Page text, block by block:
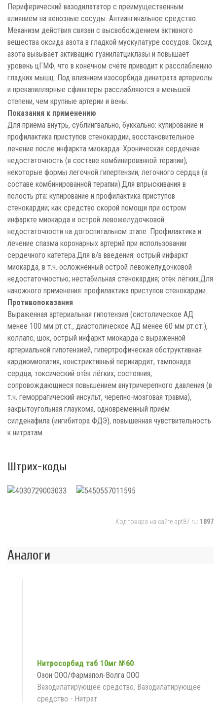
Периферический вазодилататор с преимущественным
влиянием на венозные сосуды. Антиангинальное средство.
Механизм действия связан с высвобождением активного
вещества оксида азота в гладкой мускулатуре сосудов. Оксид
азота вызывает активацию гуанилатциклазы и повышает
уровень цГМФ, что в конечном счёте приводит к расслаблению
гладких мышц. Под влиянием изосорбида динитрата артериолы
и прекапиллярные сфинктеры расслабляются в меньшей
степени, чем крупные артерии и вены.
Показания к применению
Для приёма внутрь, сублингвально, буккально: купирование и
профилактика приступов стенокардии, восстановительное
лечение после инфаркта миокарда. Хроническая сердечная
недостаточность (в составе комбинированной терапии),
некоторые формы легочной гипертензии, легочного сердца (в
составе комбинированной терапии).Для впрыскивания в
полость рта: купирование и профилактика приступов
стенокардии; как средство скорой помощи при остром
инфаркте миокарда и острой левожелудочковой
недостаточности на догоспитальном этапе. Профилактика и
лечение спазма коронарных артерий при использовании
сердечного катетера.Для в/в введения: острый инфаркт
миокарда, в т.ч. осложнённый острой левожелудочковой
недостаточностью; нестабильная стенокардия; отёк лёгких.Для
накожного применения: профилактика приступов стенокардии.
Противопоказания
Выраженная артериальная гипотензия (систолическое АД
менее 100 мм рт.ст., диастолическое АД менее 60 мм рт.ст.),
коллапс, шок, острый инфаркт миокарда с выраженной
артериальной гипотензией, гипертрофическая обструктивная
кардиомиопатия, констриктивный перикардит, тампонада
сердца, токсический отёк лёгких, состояния,
сопровождающиеся повышением внутричерепного давления (в
т.ч. геморрагический инсульт, черепно-мозговая травма),
закрытоугольная глаукома, одновременный приём
силденафила (ингибитора ФДЭ), повышенная чувствительность
к нитратам.
Штрих-коды
Код товара на сайте apt87.ru: 1897
Аналоги
Нитросорбид таб 10мг №60
Озон ООО/Фармапол-Волга ООО
Вазодилатирующее средство, Вазодилатирующее
средство - Нитрат